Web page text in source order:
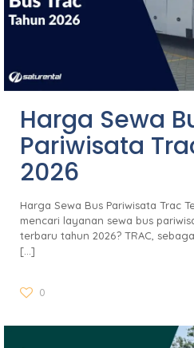
Harga Sewa
Pariwisata
2026
Harga Sewa Bus Pariwisata Trac
mencari layanan sewa bus
terbaru tahun 2026? TRAC,
[…]
0